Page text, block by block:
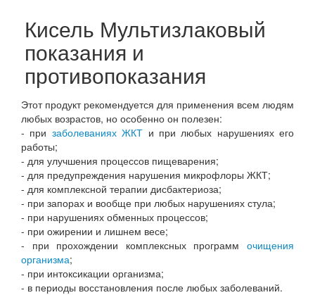
Кисель Мультизлаковый
показания и
противопоказания
Этот продукт рекомендуется для применения всем людям
любых возрастов, но особенно он полезен:
- при заболеваниях ЖКТ и при любых нарушениях его
работы;
- для улучшения процессов пищеварения;
- для предупреждения нарушения микрофлоры ЖКТ;
- для комплексной терапии дисбактериоза;
- при запорах и вообще при любых нарушениях стула;
- при нарушениях обменных процессов;
- при ожирении и лишнем весе;
- при прохождении комплексных программ очищения
организма;
- при интоксикации организма;
- в периоды восстановления после любых заболеваний.